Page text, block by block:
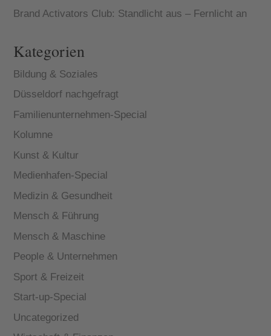
Brand Activators Club: Standlicht aus – Fernlicht an
Kategorien
Bildung & Soziales
Düsseldorf nachgefragt
Familienunternehmen-Special
Kolumne
Kunst & Kultur
Medienhafen-Special
Medizin & Gesundheit
Mensch & Führung
Mensch & Maschine
People & Unternehmen
Sport & Freizeit
Start-up-Special
Uncategorized